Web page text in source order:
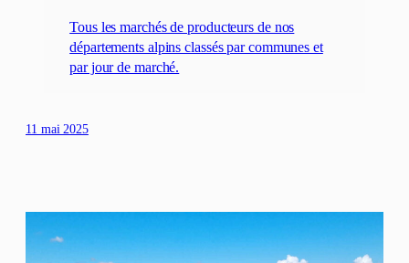
Tous les marchés de producteurs de nos
départements alpins classés par communes et
par jour de marché.
11 mai 2025